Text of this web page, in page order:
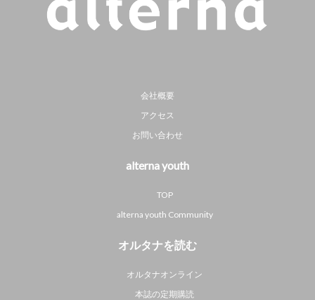
会社概要
アクセス
お問い合わせ
alterna youth
TOP
alterna youth Community
オルタナを読む
オルタナオンライン
本誌の定期購読